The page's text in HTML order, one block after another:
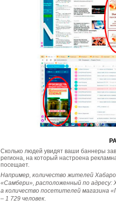
Сколько людей увидят ваши баннеры
региона, на который настроена
посещает.
Например, количество жителей
«Самбери», расположенный по адресу:
а количество посетителей магазина
– 1 729 человек.